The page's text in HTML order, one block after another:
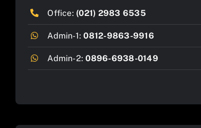
Office: (021) 2983 6535
Admin-1:0812-9863-9916
Admin-2:0896-6938-0149